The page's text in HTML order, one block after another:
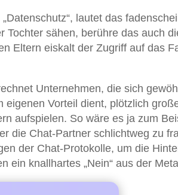
lautet das
Tochter sähen, berühre das auch
Eltern eiskalt der Zugriff auf das
Unternehmen, die sich
eigenen Vorteil dient, plötzlich
aufspielen. So wäre es ja zum
die Chat-Partner schlichtweg zu
der Chat-Protokolle, um die
ein knallhartes „Nein“ aus der